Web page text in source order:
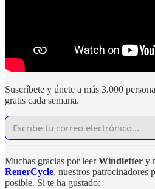
Suscríbete y únete a más 3.000
gratis cada semana.
Muchas gracias por leerWindletter y
RenerCycle, nuestros patrocinadores
posible. Si te ha gustado: